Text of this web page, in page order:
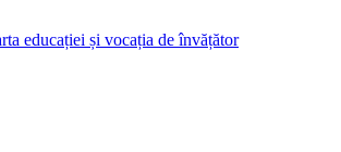
educației și vocația de învățător